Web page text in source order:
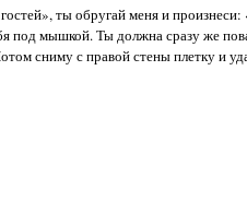
ты обругай меня и
под мышкой. Ты должна сразу же
сниму с правой стены плетку и